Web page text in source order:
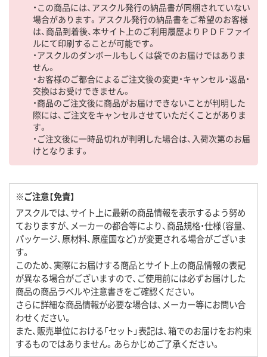
・この商品には、アスクル発行の納品書が同梱されていない
場合があります。アスクル発行の納品書をご希望のお客様
は、商品到着後、本サイト上のご利用履歴よりＰＤＦファイ
ルにて印刷することが可能です。
・アスクルのダンボールもしくは袋でのお届けではありま
せん。
・お客様のご都合によるご注文後の変更・キャンセル・返品・
交換はお受けできません。
・商品のご注文後に商品がお届けできないことが判明した
際には、ご注文をキャンセルさせていただくことがありま
す。
・ご注文後に一時品切れが判明した場合は、入荷次第のお届
けとなります。
※ご注意【免責】
アスクルでは、サイト上に最新の商品情報を表示するよう努め
ておりますが、メーカーの都合等により、商品規格・仕様（容量、
パッケージ、原材料、原産国など）が変更される場合がございま
す。
このため、実際にお届けする商品とサイト上の商品情報の表記
が異なる場合がございますので、ご使用前には必ずお届けした
商品の商品ラベルや注意書きをご確認ください。
さらに詳細な商品情報が必要な場合は、メーカー等にお問い合
わせください。
また、販売単位における「セット」表記は、箱でのお届けをお約束
するものではありません。あらかじめご了承ください。